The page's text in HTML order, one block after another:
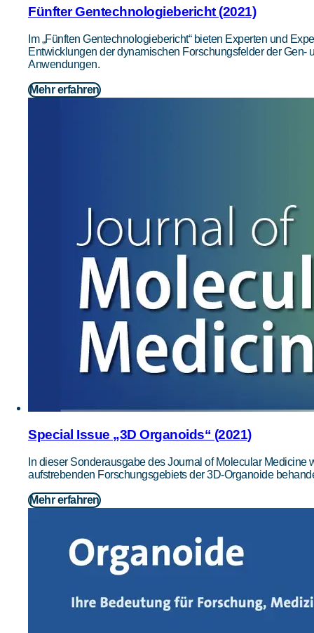
Fünfter Gentechnologiebericht (2021)
Im „Fünften Gentechnologiebericht“ bieten Experten und
Entwicklungen der dynamischen Forschungsfelder der Gen-
Anwendungen.
Mehr erfahren
Special Issue „3D Organoids“ (2021)
In dieser Sonderausgabe des Journal of Molecular Medicine
aufstrebenden Forschungsgebiets der 3D-Organoide
Mehr erfahren